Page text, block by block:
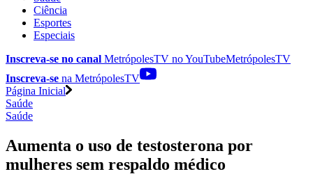
Ciência
Esportes
Especiais
Inscreva-se no canal MetrópolesTV noYouTubeMetrópolesTV
Inscreva-se na MetrópolesTV
Página Inicial
Saúde
Saúde
Aumenta o uso de testosterona por
mulheres sem respaldo médico